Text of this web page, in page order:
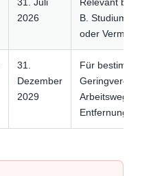
2026
B. Studium,
oder
31.
Dezember
2029
Für bestimmte
Arbeitsweg ab